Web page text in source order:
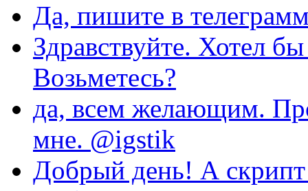
Да, пишите в
Здравствуйте. Хотел
Возьметесь?
да, всем желающим.
мне. @igstik
Добрый день! А скрипт